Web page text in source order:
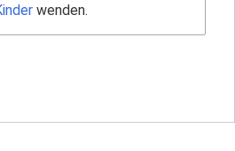
wenden.